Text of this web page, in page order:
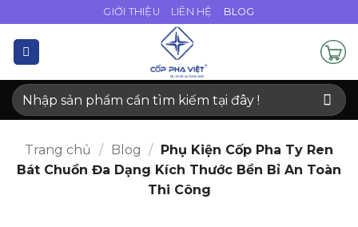
dung
GIỚI THIỆU LIÊN HỆ BLOG
Tìm
kiếm:
Trang chủ / Blog / Phụ Kiện Cốp Pha Ty Ren
Bát Chuồn Đa Dạng Kích Thước Bền Bỉ An Toàn
Thi Công